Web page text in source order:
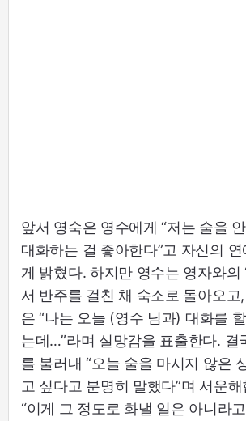
앞서 영숙은 영수에게 “저는 술을
대화하는 걸 좋아한다”고 자신의
게 밝혔다. 하지만 영수는 영자와의
서 반주를 걸친 채 숙소로 돌아오고
은 “나는 오늘 (영수 님과) 대화를
는데…”라며 실망감을 표출한다. 결
를 불러내 “오늘 술을 마시지 않은
고 싶다고 분명히 말했다”며 서운
“이게 그 정도로 화낼 일은 아니라